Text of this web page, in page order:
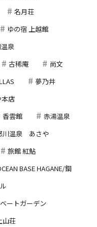
名月荘
ゆの宿 上越館
泉
古稀庵
尚文
夢乃井
店
香雲館
赤湯温泉
川温泉 あさや
旅館 紅鮎
BASE HAGANE/鋼
ートガーデン
山荘